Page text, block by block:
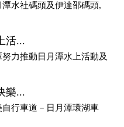
水社碼頭及伊達邵碼頭,
活...
力推動日月潭水上活動及
樂...
行車道－日月潭環湖車